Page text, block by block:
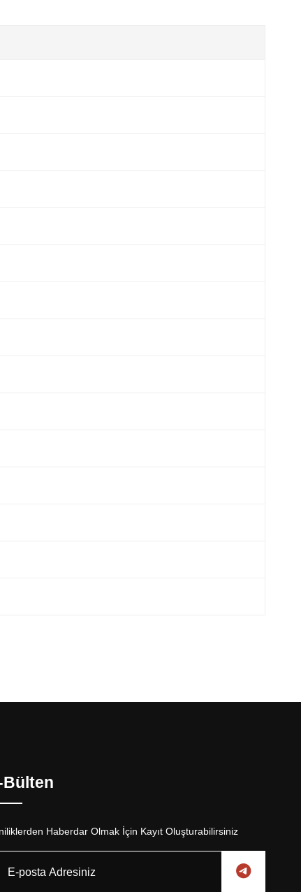
Bülten
Haberdar Olmak İçin Kayıt Oluşturabilirsiniz